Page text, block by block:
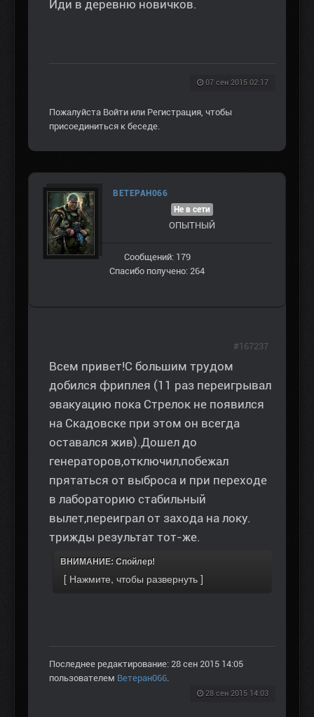
Иди в деревню новичков.
07 сен 2015 02:17
Пожалуйста Войти или Регистрация, чтобы
присоединиться к беседе.
ВЕТЕРАН066
Не в сети
ОПЫТНЫЙ
Сообщений: 179
Спасибо получено: 264
Всем привет!С большим трудом
добился фриплея (11 раз переигрывал
эвакуацию пока Стрелок не появился
на Скадовске при этом он всегда
оставался жив).Дошел до
генераторов,отключил,побежал
прятаться от выброса и при переходе
в лабораторию стабильный
вылет,переиграл от захода на локу.
трижды результат тот-же.
ВНИМАНИЕ: Спойлер!
Последнее редактирование: 28 сен 2015 14:05
пользователем Ветеран066.
28 сен 2015 14:03
#167237